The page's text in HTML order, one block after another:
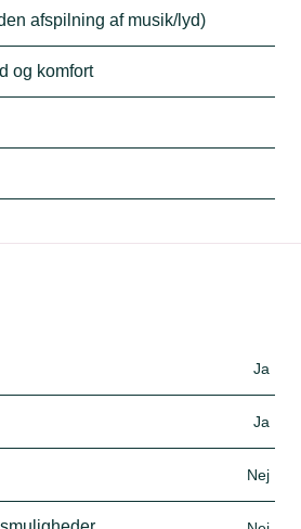
afspilning af musik/lyd)
og komfort
Ja
Ja
Nej